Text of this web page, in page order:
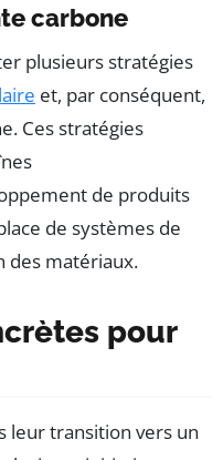
carbone
plusieurs stratégies
et, par conséquent,
Ces stratégies
de produits
de systèmes de
des matériaux.
pour
leur transition vers un